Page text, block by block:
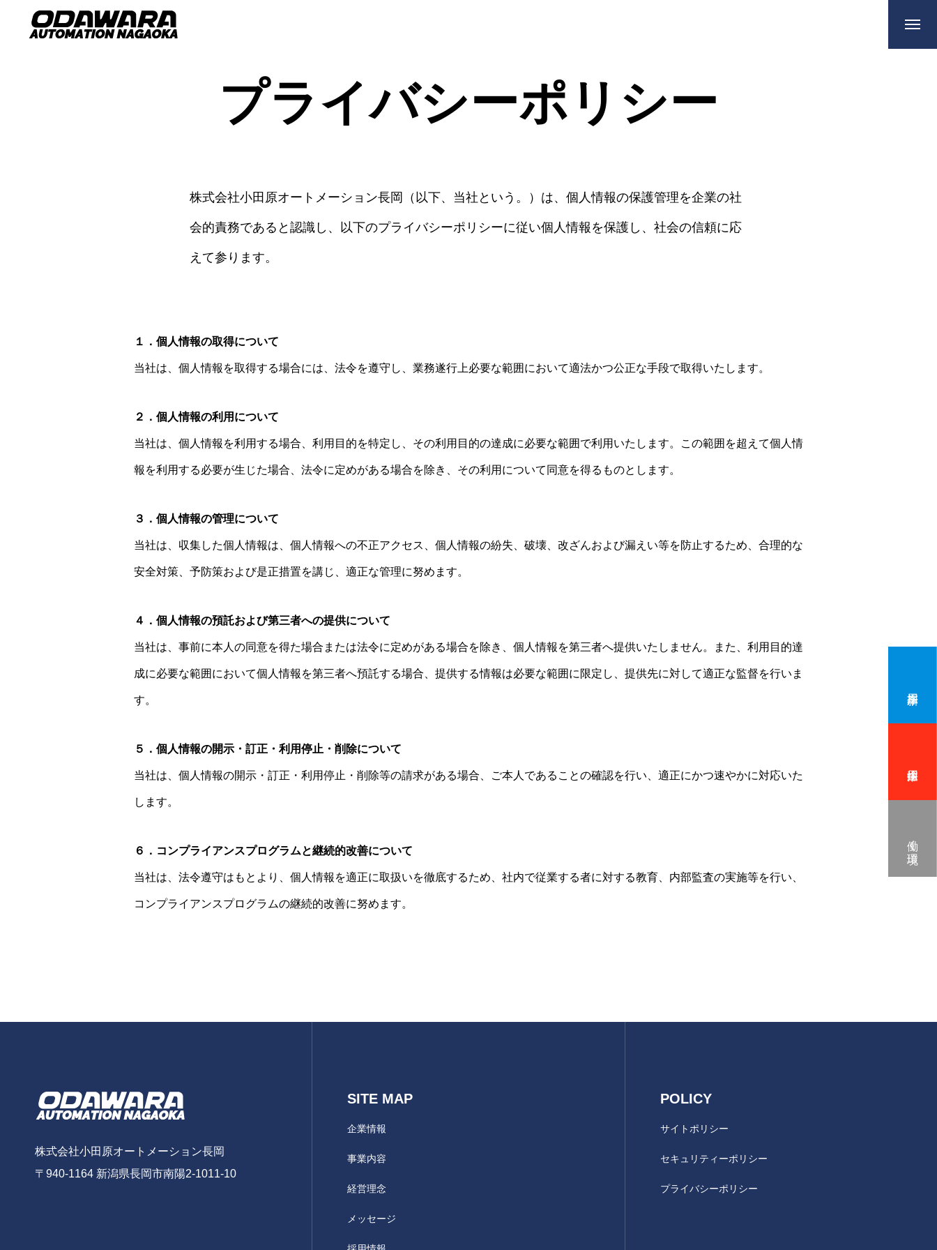
企業情報
メッセージ
先輩社員
働く環境
プライバシーポリシー
株式会社小田原オートメーション長岡（以下、当社という。）は、個人情報の保護管理を企業の社
会的責務であると認識し、以下のプライバシーポリシーに従い個人情報を保護し、社会の信頼に応
えて参ります。
１．個人情報の取得について
当社は、個人情報を取得する場合には、法令を遵守し、業務遂行上必要な範囲において適法かつ公正な手段で取得いたします。
２．個人情報の利用について
当社は、個人情報を利用する場合、利用目的を特定し、その利用目的の達成に必要な範囲で利用いたします。この範囲を超えて個人情
報を利用する必要が生じた場合、法令に定めがある場合を除き、その利用について同意を得るものとします。
３．個人情報の管理について
当社は、収集した個人情報は、個人情報への不正アクセス、個人情報の紛失、破壊、改ざんおよび漏えい等を防止するため、合理的な
安全対策、予防策および是正措置を講じ、適正な管理に努めます。
４．個人情報の預託および第三者への提供について
当社は、事前に本人の同意を得た場合または法令に定めがある場合を除き、個人情報を第三者へ提供いたしません。また、利用目的達
成に必要な範囲において個人情報を第三者へ預託する場合、提供する情報は必要な範囲に限定し、提供先に対して適正な監督を行いま
す。
５．個人情報の開示・訂正・利用停止・削除について
当社は、個人情報の開示・訂正・利用停止・削除等の請求がある場合、ご本人であることの確認を行い、適正にかつ速やかに対応いた
します。
６．コンプライアンスプログラムと継続的改善について
当社は、法令遵守はもとより、個人情報を適正に取扱いを徹底するため、社内で従業する者に対する教育、内部監査の実施等を行い、
コンプライアンスプログラムの継続的改善に努めます。
株式会社小田原オートメーション長岡
〒940-1164 新潟県長岡市南陽2-1011-10
SITE MAP
企業情報
事業内容
経営理念
メッセージ
POLICY
サイトポリシー
セキュリティーポリシー
プライバシーポリシー